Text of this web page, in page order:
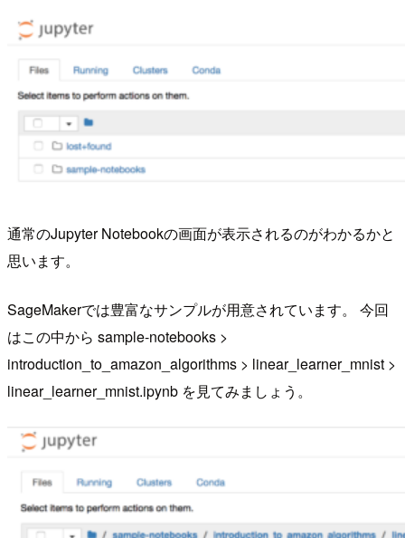
通常のJupyter Notebookの画面が表示されるのがわかるかと
思います。
SageMakerでは豊富なサンプルが用意されています。 今回
はこの中から sample-notebooks >
introduction_to_amazon_algorithms > linear_learner_mnist >
linear_learner_mnist.ipynb を見てみましょう。